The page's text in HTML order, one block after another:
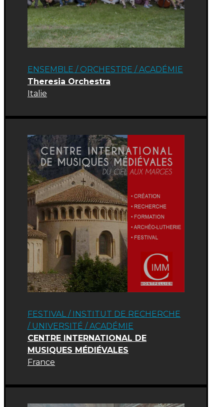
ENSEMBLE / ORCHESTRE /ACADÉMIE
Theresia Orchestra
Italie
FESTIVAL / INSTITUT DE RECHERCHE
/ UNIVERSITÉ /ACADÉMIE
CENTRE INTERNATIONAL DE
MUSIQUES MÉDIÉVALES
France